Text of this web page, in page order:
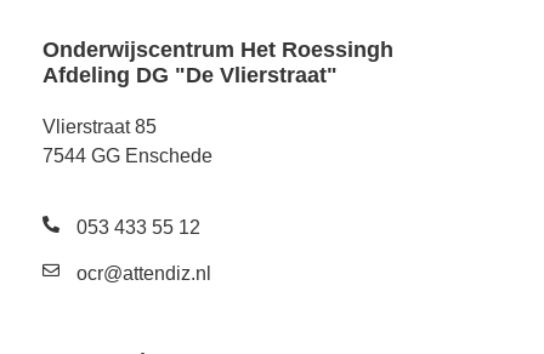
Onderwijscentrum Het Roessingh
Afdeling DG "De Vlierstraat"
Vlierstraat 85
7544 GG Enschede
053 433 55 12
ocr@attendiz.nl